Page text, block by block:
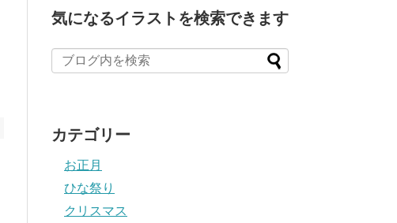
気になるイラストを検索できます
カテゴリー
お正月
ひな祭り
クリスマス